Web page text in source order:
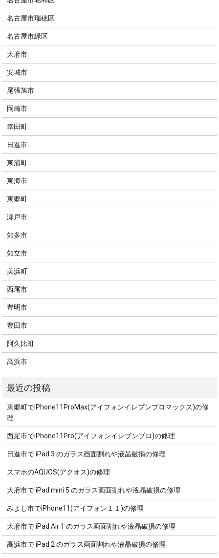
名古屋市瑞穂区
名古屋市緑区
大府市
安城市
尾張旭市
岡崎市
幸田町
日進市
東浦町
東海市
東郷町
瀬戸市
知多市
知立市
美浜町
西尾市
豊明市
豊田市
阿久比町
高浜市
東郷町でiPhone11ProMax(アイフォンイレブンプロマックス)の修
理
西尾市でiPhone11Pro(アイフォンイレブンプロ)の修理
日進市で iPad 3 のガラス画面割れや液晶破損の修理
スマホのAQUOS(アクオス)の修理
大府市で iPad mini 5 のガラス画面割れや液晶破損の修理
みよし市でiPhone11(アイフォン１１)の修理
大府市で iPad Air 1 のガラス画面割れや液晶破損の修理
高浜市で iPad 2 のガラス画面割れや液晶破損の修理